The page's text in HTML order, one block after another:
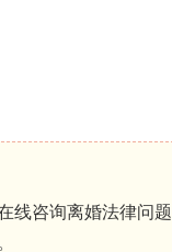
线咨询离婚法律问